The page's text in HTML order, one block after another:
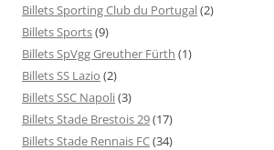
Billets Sporting Club du Portugal(2)
Billets Sports(9)
Billets SpVgg Greuther Fürth (1)
Billets SS Lazio (2)
Billets SSC Napoli(3)
Billets Stade Brestois 29(17)
Billets Stade Rennais FC(34)